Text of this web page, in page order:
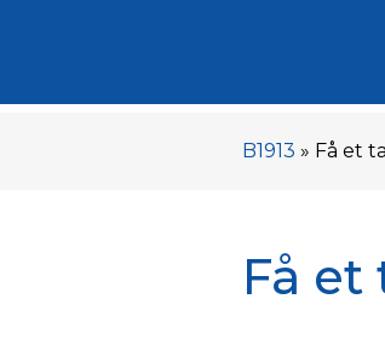
B1913 » Få et
Få